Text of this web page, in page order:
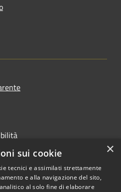
×
sui cookie
tecnici e assimilati strettamente
e alla navigazione del sito,
al solo fine di elaborare